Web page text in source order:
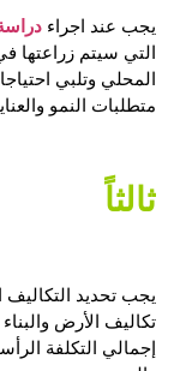
يجب عند اجراء
التي سيتم زراعتها
المحلي وتلبي
متطلبات النمو
ثالثاً
يجب تحديد التكاليف
تكاليف الأرض
إجمالي التكلفة